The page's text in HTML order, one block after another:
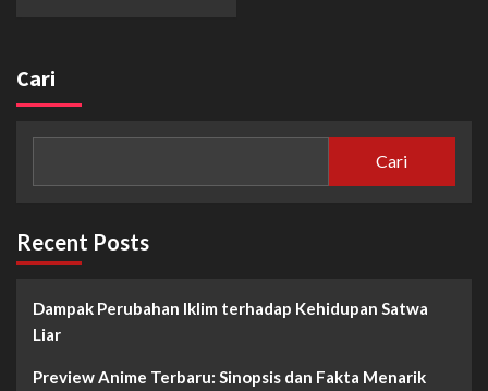
Cari
Cari
Recent Posts
Dampak Perubahan Iklim terhadap Kehidupan Satwa
Liar
Preview Anime Terbaru: Sinopsis dan Fakta Menarik